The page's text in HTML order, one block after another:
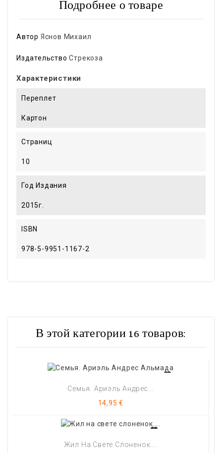
Подробнее о товаре
Автор Яснов Михаил
Издательство Стрекоза
Характеристики
Переплет
Картон
Страниц
10
Год Издания
2015г.
ISBN
978-5-9951-1167-2
В этой категории 16 товаров:
Семья. Ариэль Андрес...
Цена
14,95 €
Жил На Свете Слоненок....